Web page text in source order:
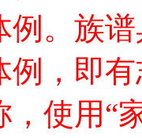
例。族
例，即
，使用“